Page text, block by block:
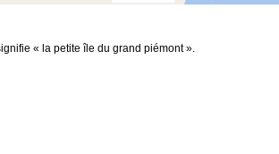
« la petite île du grand piémont ».